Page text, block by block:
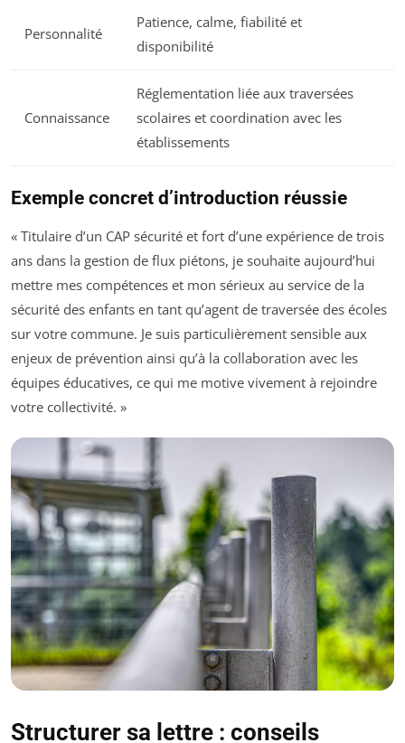
Personnalité
Patience, calme, fiabilité et
disponibilité
Connaissance
Réglementation liée aux traversées
scolaires et coordination avec les
établissements
Exemple concret d’introduction réussie
« Titulaire d’un CAP sécurité et fort d’une expérience de trois
ans dans la gestion de flux piétons, je souhaite aujourd’hui
mettre mes compétences et mon sérieux au service de la
sécurité des enfants en tant qu’agent de traversée des écoles
sur votre commune. Je suis particulièrement sensible aux
enjeux de prévention ainsi qu’à la collaboration avec les
équipes éducatives, ce qui me motive vivement à rejoindre
votre collectivité. »
Structurer sa lettre : conseils